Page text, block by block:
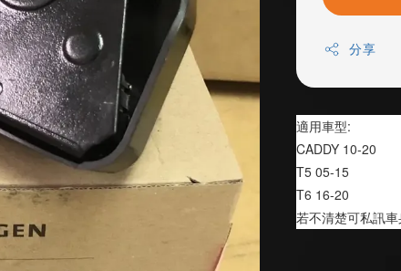
分享
適用車型:
CADDY 10-20
T5 05-15
T6 16-20
若不清楚可私訊